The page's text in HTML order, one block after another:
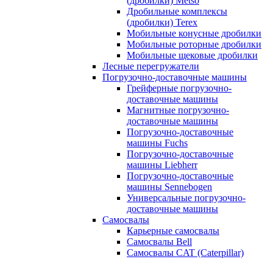
Дробильные комплексы
(дробилки) Terex
Мобильные конусные дробилки
Мобильные роторные дробилки
Мобильные щековые дробилки
Лесные перегружатели
Погрузочно-доставочные машины
Грейферные погрузочно-
доставочные машины
Магнитные погрузочно-
доставочные машины
Погрузочно-доставочные
машины Fuchs
Погрузочно-доставочные
машины Liebherr
Погрузочно-доставочные
машины Sennebogen
Универсальные погрузочно-
доставочные машины
Самосвалы
Карьерные самосвалы
Самосвалы Bell
Самосвалы CAT (Caterpillar)